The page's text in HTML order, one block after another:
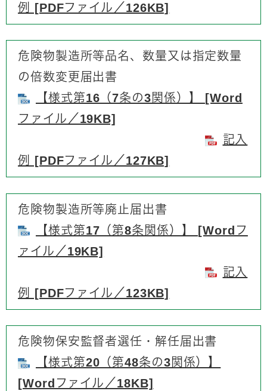
例 [PDFファイル／126KB]
危険物製造所等品名、数量又は指定数量
の倍数変更届出書
【様式第16（7条の3関係）】 [Word
ファイル／19KB]
記入
例 [PDFファイル／127KB]
危険物製造所等廃止届出書
【様式第17（第8条関係）】 [Wordフ
ァイル／19KB]
記入
例 [PDFファイル／123KB]
危険物保安監督者選任・解任届出書
【様式第20（第48条の3関係）】
[Wordファイル／18KB]